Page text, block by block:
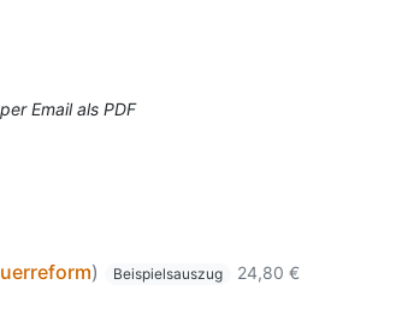
Email als PDF
) Beispielsauszug
24,80 €